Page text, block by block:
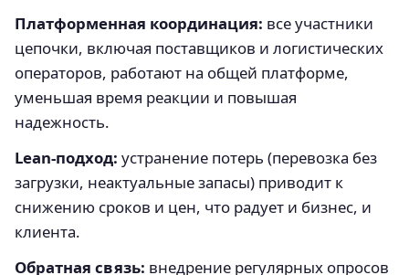
Платформенная координация: все участники
цепочки, включая поставщиков и логистических
операторов, работают на общей платформе,
уменьшая время реакции и повышая
надежность.
Lean-подход: устранение потерь (перевозка без
загрузки, неактуальные запасы) приводит к
снижению сроков и цен, что радует и бизнес, и
клиента.
Обратная связь: внедрение регулярных опросов